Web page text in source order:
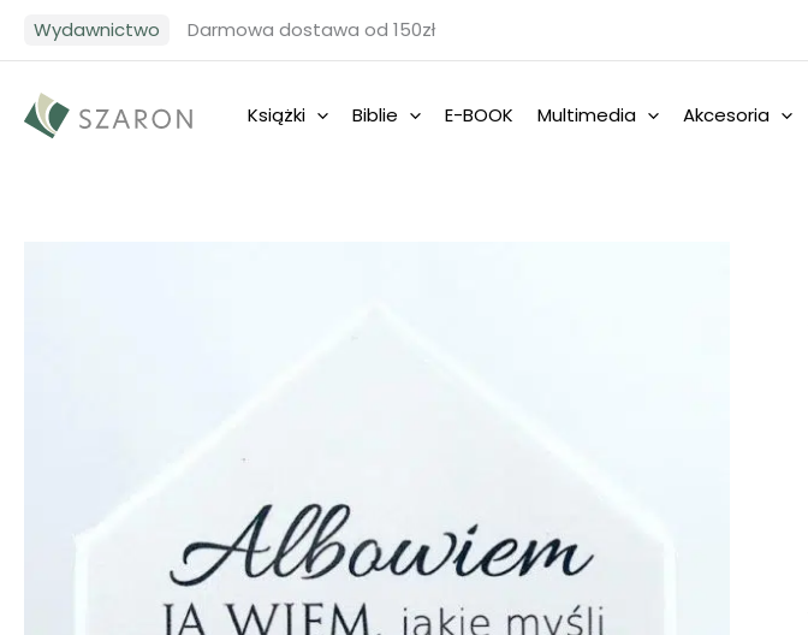
Wydawnictwo Darmowa dostawa od 150zł
Książki Biblie E-BOOK Multimedia Akcesoria